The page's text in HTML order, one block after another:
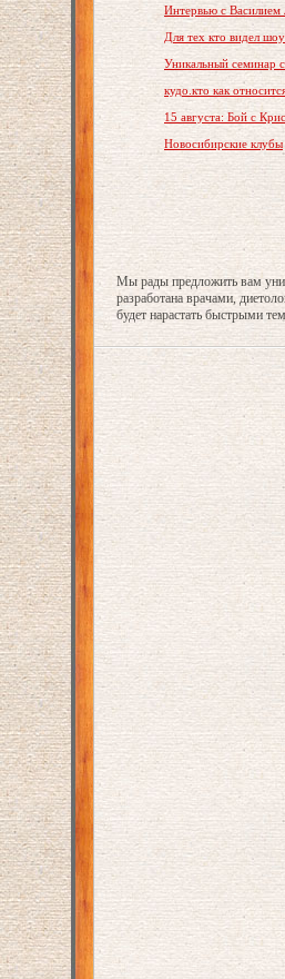
Интервью с
Для тех кто видел
Уникальный семинар
кудо.кто как
15 августа: Бой с
Новосибирские клубы
Мы рады предложить вам
разработана врачами,
будет нарастать быстрыми